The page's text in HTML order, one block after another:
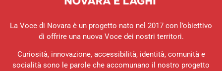
La Voce di Novara è un progetto nato nel 2017 con l’obiettivo
di offrire una nuova Voce dei nostri territori.
Curiosità, innovazione, accessibilità, identità, comunità e
socialità sono le parole che accomunano il nostro progetto